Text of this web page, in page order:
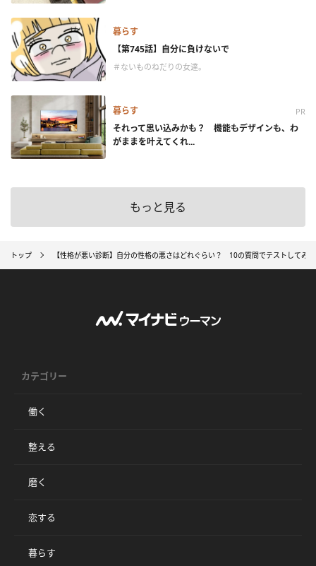
暮らす
【第745話】自分に負けないで
＃ないものねだりの女達。
暮らす PR
それって思い込みかも？ 機能もデザインも、わ
がままを叶えてくれ...
もっと見る
トップ 【性格が悪い診断】自分の性格の悪さはどれぐらい？ 10の質問でテストしてみ
カテゴリー
働く
整える
磨く
恋する
暮らす